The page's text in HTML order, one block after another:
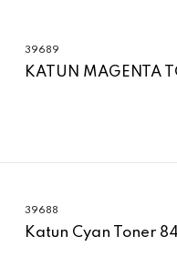
39689
KATUN MAGENTA
39688
Katun Cyan Toner